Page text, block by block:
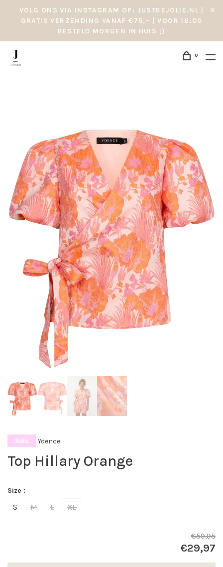
VOLG ONS VIA INSTAGRAM OP: JUSTBEJOLIE.NL |
GRATIS VERZENDING VANAF €75,– | VOOR 16:00
BESTELD MORGEN IN HUIS ;)
0
Sale Ydence
Top Hillary Orange
Size :
S M L XL
€59,95
€29,97